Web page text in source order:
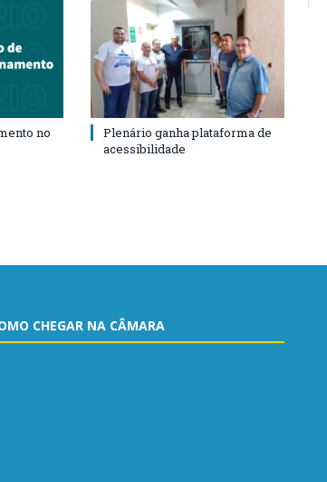
no
Plenário ganha plataforma de
acessibilidade
CHEGAR NA CÂMARA